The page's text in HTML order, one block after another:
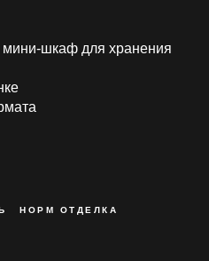
шкаф для хранения
НОРМ ОТДЕЛКА